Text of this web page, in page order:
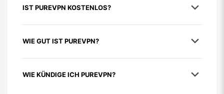
IST PUREVPN KOSTENLOS?
WIE GUT IST PUREVPN?
WIE KÜNDIGE ICH PUREVPN?